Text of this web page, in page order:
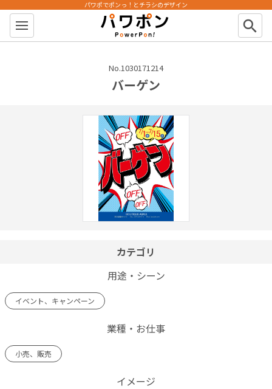
パワポン
パワポでポンっ！とチラシのデザイン
search
No.1030171214
バーゲン
カテゴリ
用途・シーン
イベント、キャンペーン
業種・お仕事
小売、販売
イメージ